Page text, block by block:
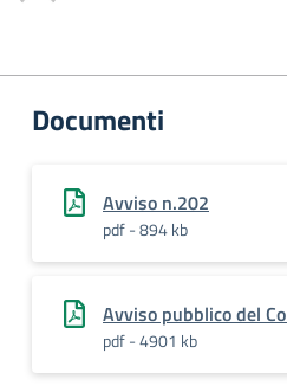
Documenti
Avviso n.202
pdf - 894 kb
Avviso pubblico del
pdf - 4901 kb